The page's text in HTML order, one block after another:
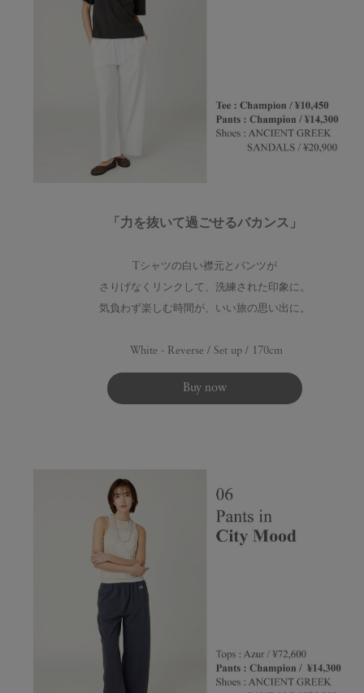
「力を抜いて過ごせるバカンス」
Tシャツの白い襟元とパンツが
さりげなくリンクして、洗練された印象に。
気負わず楽しむ時間が、いい旅の思い出に。
White - Reverse / Set up / 170cm
Buy now